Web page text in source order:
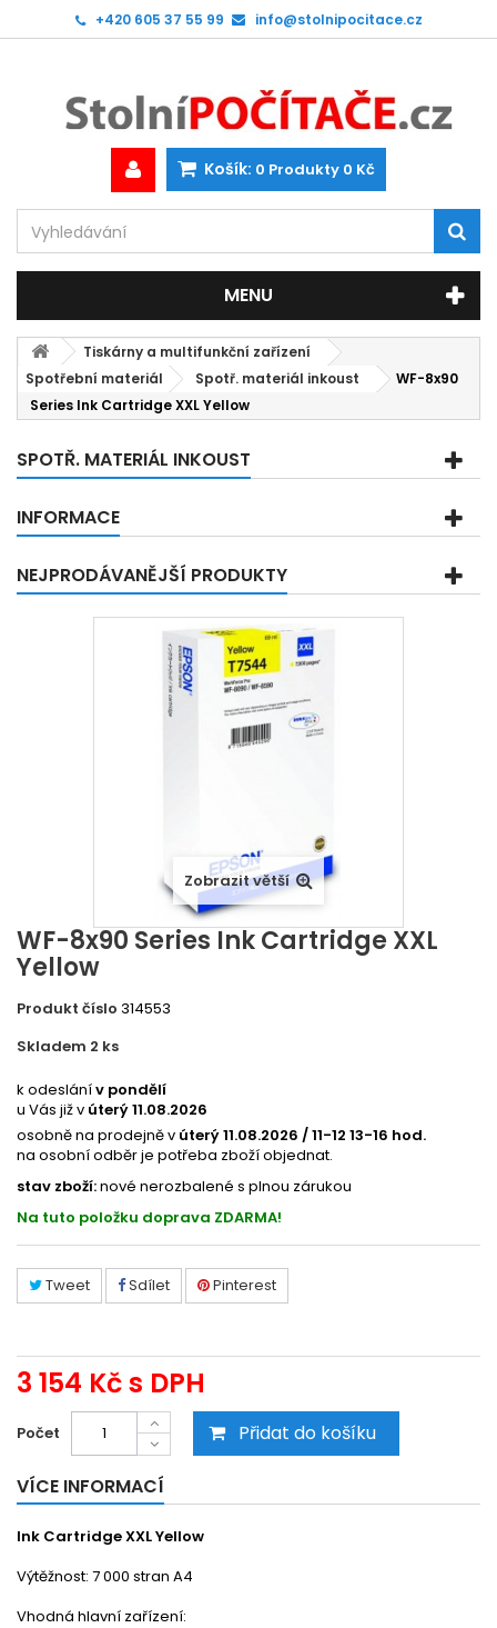
+420 605 37 55 99 info@stolnipocitace.cz
Košík: 0 Produkty 0 Kč
MENU
Tiskárny a multifunkční zařízení
Spotřební materiál
Spotř. materiál inkoust
WF-8x90
Series Ink Cartridge XXL Yellow
SPOTŘ. MATERIÁL INKOUST
INFORMACE
NEJPRODÁVANĚJŠÍ PRODUKTY
Zobrazit větší
WF-8x90 Series Ink Cartridge XXL
Yellow
Produkt číslo 314553
Skladem 2 ks
k odeslánív pondělí
u Vás již v úterý 11.08.2026
osobně na prodejně v úterý 11.08.2026 / 11-12 13-16 hod.
na osobní odběr je potřeba zboží objednat.
stav zboží:nové nerozbalené s plnou zárukou
Na tuto položku doprava ZDARMA!
Tweet Sdílet Pinterest
3 154 Kčs DPH
Počet Přidat do košíku
VÍCE INFORMACÍ
Ink Cartridge XXL Yellow
Výtěžnost: 7 000 stran A4
Vhodná hlavní zařízení: